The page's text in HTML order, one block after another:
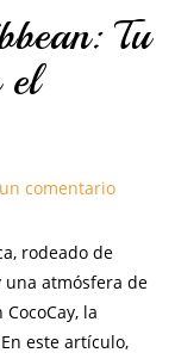
Tu
el
comentario
rodeado de
una atmósfera de
la
este artículo,